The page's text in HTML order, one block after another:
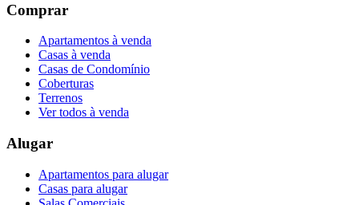
Comprar
Apartamentos à venda
Casas à venda
Casas de Condomínio
Coberturas
Terrenos
Ver todos à venda
Alugar
Apartamentos para alugar
Casas para alugar